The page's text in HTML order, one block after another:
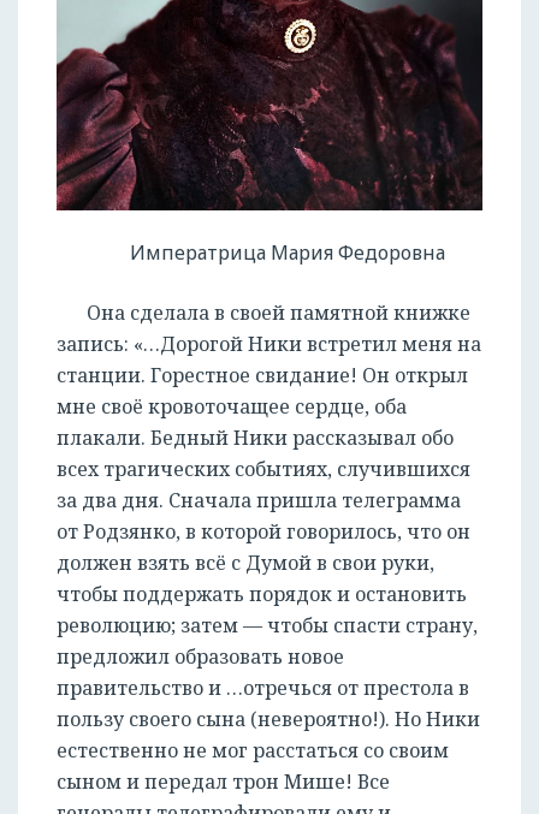
Императрица Мария Федоровна
Она сделала в своей памятной книжке
запись: «…Дорогой Ники встретил меня на
станции. Горестное свидание! Он открыл
мне своё кровоточащее сердце, оба
плакали. Бедный Ники рассказывал обо
всех трагических событиях, случившихся
за два дня. Сначала пришла телеграмма
от Родзянко, в которой говорилось, что он
должен взять всё с Думой в свои руки,
чтобы поддержать порядок и остановить
революцию; затем — чтобы спасти страну,
предложил образовать новое
правительство и …отречься от престола в
пользу своего сына (невероятно!). Но Ники
естественно не мог расстаться со своим
сыном и передал трон Мише! Все